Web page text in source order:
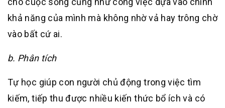
khả năng của mình mà không nhờ vả hay trông chờ
vào bất cứ ai.
b. Phân tích
Tự học giúp con người chủ động trong việc tìm
kiếm, tiếp thu được nhiều kiến thức bổ ích và có